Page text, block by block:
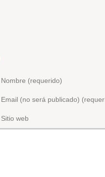
Nombre (requerido)
Email (no será publicado)
Sitio web